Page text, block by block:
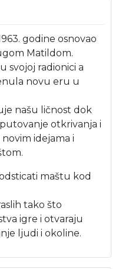
godine osnovao
Matildom.
svojoj radionici a
novu eru u
našu ličnost dok
otkrivanja i
idejama i
maštu kod
tako što
igre i otvaraju
ljudi i okoline.